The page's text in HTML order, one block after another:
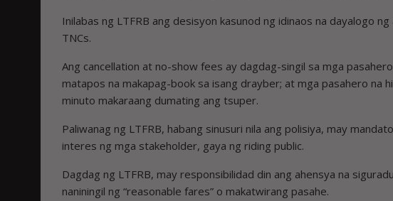
Inilabas ng LTFRB ang desisyon kasunod ng idinaos na dayalogo
TNCs.
Ang cancellation at no-show fees ay dagdag-singil sa mga
matapos na makapag-book sa isang drayber; at mga pasahero na
minuto makaraang dumating ang tsuper.
Paliwanag ng LTFRB, habang sinusuri nila ang polisiya, may
interes ng mga stakeholder, gaya ng riding public.
Dagdag ng LTFRB, may responsibilidad din ang ahensya na
naniningil ng “reasonable fares” o makatwirang pasahe.